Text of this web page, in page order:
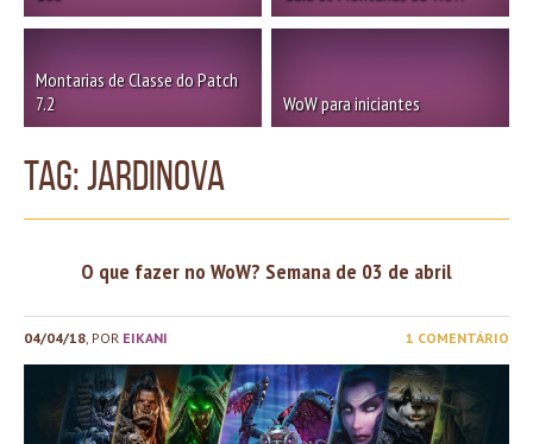
Montarias de Classe do Patch
7.2
WoW para iniciantes
TAG: jardinova
O que fazer no WoW? Semana de 03 de abril
04/04/18, POR EIKANI 1 COMENTÁRIO